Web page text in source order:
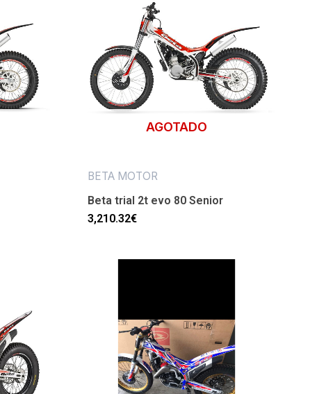
AGOTADO
BETA MOTOR
Beta trial 2t evo 80 Senior
3,210.32€